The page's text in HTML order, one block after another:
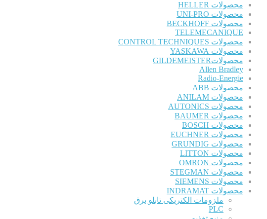
محصولات HELLER
محصولات UNI-PRO
محصولات BECKHOFF
TELEMECANIQUE
محصولات CONTROL TECHNIQUES
محصولات YASKAWA
محصولاتGILDEMEISTER
Allen Bradley
Radio-Energie
محصولات ABB
محصولات ANILAM
محصولات AUTONICS
محصولات BAUMER
محصولات BOSCH
محصولات EUCHNER
محصولات GRUNDIG
محصولات LITTON
محصولات OMRON
محصولات STEGMAN
محصولات SIEMENS
محصولات INDRAMAT
ملزومات الکتریکی تابلو برق
PLC